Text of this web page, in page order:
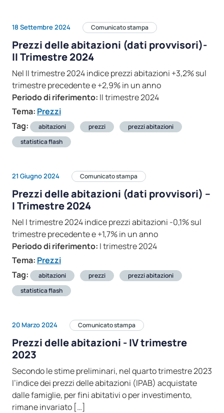
18 Settembre 2024 Comunicato stampa
Prezzi delle abitazioni (dati provvisori)-
II Trimestre 2024
Nel II trimestre 2024 indice prezzi abitazioni +3,2% sul
trimestre precedente e +2,9% in un anno
Periodo di riferimento: II trimestre 2024
Tema: Prezzi
Tag:
abitazioni prezzi
prezzi abitazioni
statistica flash
21 Giugno 2024 Comunicato stampa
Prezzi delle abitazioni (dati provvisori) –
I Trimestre 2024
Nel I trimestre 2024 indice prezzi abitazioni -0,1% sul
trimestre precedente e +1,7% in un anno
Periodo di riferimento: I trimestre 2024
Tema: Prezzi
Tag:
abitazioni prezzi
prezzi abitazioni
statistica flash
20 Marzo 2024 Comunicato stampa
Prezzi delle abitazioni - IV trimestre
2023
Secondo le stime preliminari, nel quarto trimestre 2023
l’indice dei prezzi delle abitazioni (IPAB) acquistate
dalle famiglie, per fini abitativi o per investimento,
rimane invariato […]